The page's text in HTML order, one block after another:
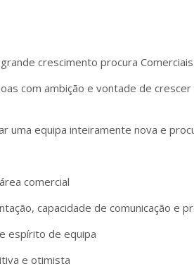
crescimento procura
com ambição e vontade de
uma equipa inteiramente nova e
comercial
capacidade de comunicação e
espírito de equipa
e otimista